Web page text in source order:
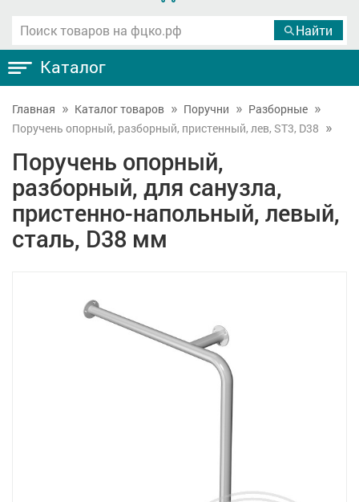
Каталог
Главная Каталог товаров Поручни
Разборные
Поручень опорный, разборный, пристенный, лев, ST3, D38
Поручень опорный,
разборный, для санузла,
пристенно-напольный, левый,
сталь, D38 мм